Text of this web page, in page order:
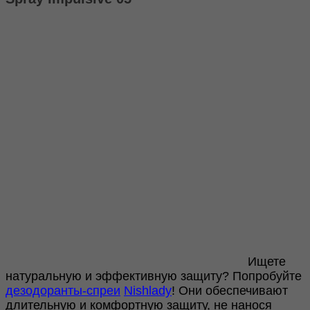
Ищете
натуральную и эффективную защиту? Попробуйте
дезодоранты-спреи Nishlady! Они обеспечивают
длительную и комфортную защиту, не нанося